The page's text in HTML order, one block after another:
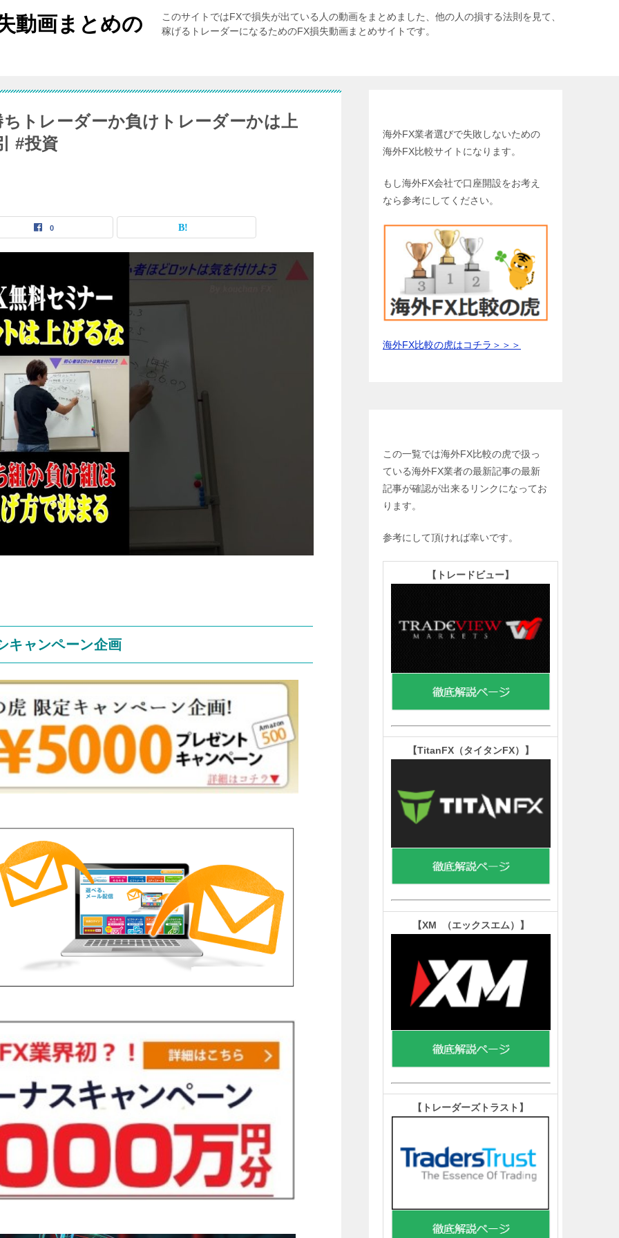
動画まとめの
このサイトではFXで損失が出ている人の動画をまとめました、他の人の損する法則を見て、
稼げるトレーダーになるためのFX損失動画まとめサイトです。
トレーダーか負けトレーダーかは上
#投資
0
キャンペーン企画
海外FX業者選びで失敗しないための
海外FX比較サイトになります。
もし海外FX会社で口座開設をお考え
なら参考にしてください。
海外FX比較の虎はコチラ＞＞＞
この一覧では海外FX比較の虎で扱っ
ている海外FX業者の最新記事の最新
記事が確認が出来るリンクになってお
ります。
参考にして頂ければ幸いです。
【 トレードビュー】
【TitanFX（タイタンFX） 】
【XM （エックスエム） 】
【トレーダーズトラスト 】